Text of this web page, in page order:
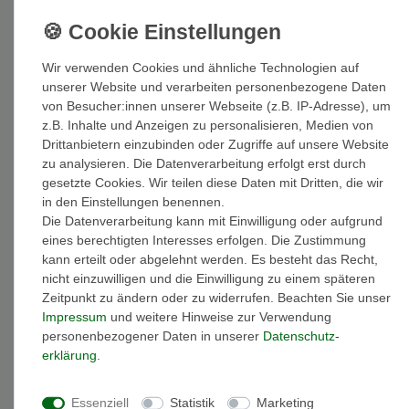
EU-Responsible Person
Marke: Miamar
Artikelnummer: VE00.90.45R
Modellname: Venezianer Unisex Halskette
Material: Sterling-Silber 925
Oberfläche: glänzend
Kettenlänge: 45 cm
Gewicht: 2,2 gramm
Kettenart: Venezianer
Verschlussart: Federringverschluss
Kette Breite: 0,9 mm
Ohne gehts nicht, Basic Standardketten in verschiedenen
Wir verwenden Cookies und ähnliche Technologien auf
unserer Website und verarbeiten personenbezogene Daten
von Besucher:innen unserer Webseite (z.B. IP-Adresse), um
z.B. Inhalte und Anzeigen zu personalisieren, Medien von
Drittanbietern einzubinden oder Zugriffe auf unsere Website
zu analysieren. Die Datenverarbeitung erfolgt erst durch
gesetzte Cookies. Wir teilen diese Daten mit Dritten, die wir
in den Einstellungen benennen.
Die Datenverarbeitung kann mit Einwilligung oder aufgrund
eines berechtigten Interesses erfolgen. Die Zustimmung
kann erteilt oder abgelehnt werden. Es besteht das Recht,
nicht einzuwilligen und die Einwilligung zu einem späteren
Zeitpunkt zu ändern oder zu widerrufen. Beachten Sie unser
Impressum und weitere Hinweise zur Verwendung
personenbezogener Daten in unserer Daten­schutz­
erklärung
Essenziell Statistik Marketing